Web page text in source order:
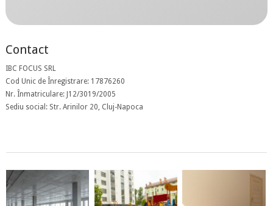
Contact
IBC FOCUS SRL
Cod Unic de Înregistrare: 17876260
Nr. Înmatriculare: J12/3019/2005
Sediu social: Str. Arinilor 20, Cluj-Napoca